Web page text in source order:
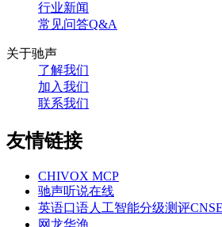
行业新闻
常见问答Q&A
关于驰声
了解我们
加入我们
联系我们
友情链接
CHIVOX MCP
驰声听说在线
英语口语人工智能分级测评
网龙华渔